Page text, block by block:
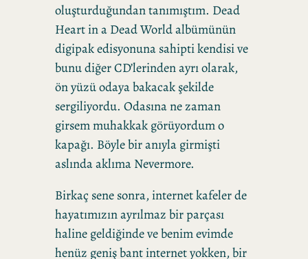
oluşturduğundan tanımıştım. Dead
Heart in a Dead World albümünün
digipak edisyonuna sahipti kendisi ve
bunu diğer CD’lerinden ayrı olarak,
ön yüzü odaya bakacak şekilde
sergiliyordu. Odasına ne zaman
girsem muhakkak görüyordum o
kapağı. Böyle bir anıyla girmişti
aslında aklıma Nevermore.
Birkaç sene sonra, internet kafeler de
hayatımızın ayrılmaz bir parçası
haline geldiğinde ve benim evimde
henüz geniş bant internet yokken, bir